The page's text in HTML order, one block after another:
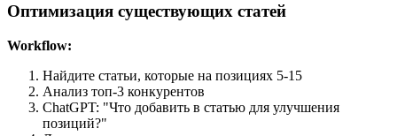
Оптимизация существующих статей
Workflow:
Найдите статьи, которые на позициях 5-15
Анализ топ-3 конкурентов
ChatGPT: "Что добавить в статью для улучшения
позиций?"